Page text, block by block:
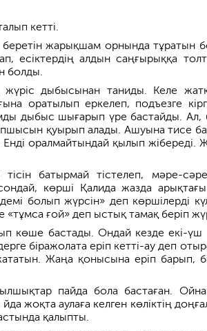
кетті.
беретін жарықшам орнында тұратын
есіктердің алдын саңғырыққа
болды.
жүріс дыбысынан таниды. Келе
оратылып еркелеп, подъезге
дыбыс шығарып үре бастайды. Ал,
қуырып алады. Ашуына тисе
оралмайтындай қылып жібереді.
тісін батырмай тістелеп, мәре-
көрші Қалида жазда
болып жүрсін» деп көршілерді
«тұмса ғой» деп ыстық тамақ беріп
көше бастады. Ондай кезде екі-үш
біражолата еріп кетті-ау деп
Жаңа қонысына еріп барып,
пайда бола бастаған.
жоқта аулаға келген көліктің
қалыпты.